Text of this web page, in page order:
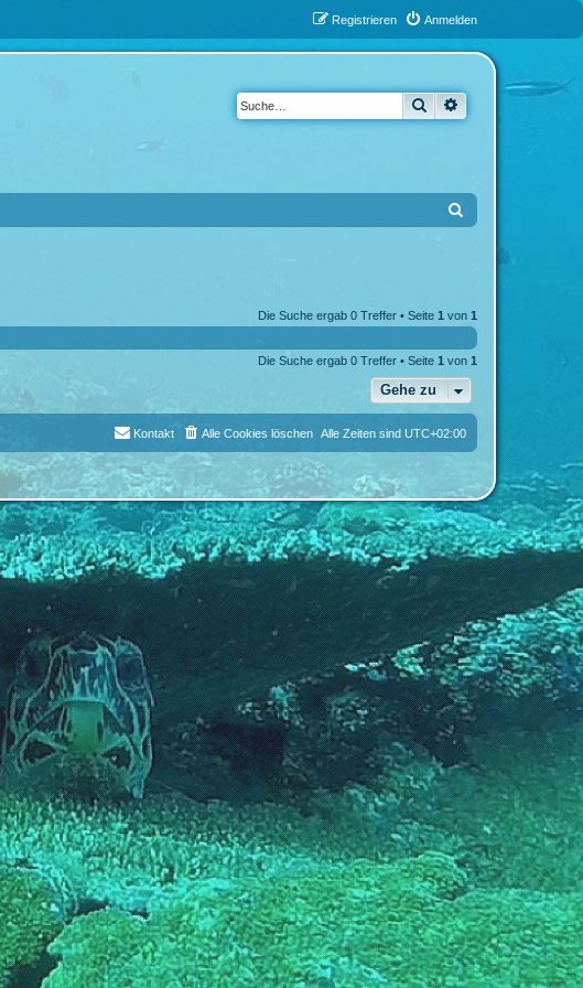
Anmelden
Registrieren
Suche
e
Die Suche ergab 0 Treffer • Seite 1 von 1
Die Suche ergab 0 Treffer • Seite 1 von 1
Gehe zu
Alle Zeiten sind UTC+02:00
Alle Cookies löschen
Kontakt